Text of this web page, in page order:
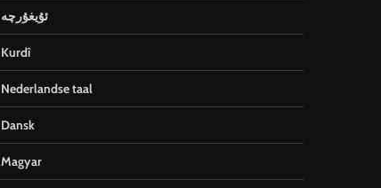
ئۇيغۇرچە
Kurdî
Nederlandse taal
Dansk
Magyar